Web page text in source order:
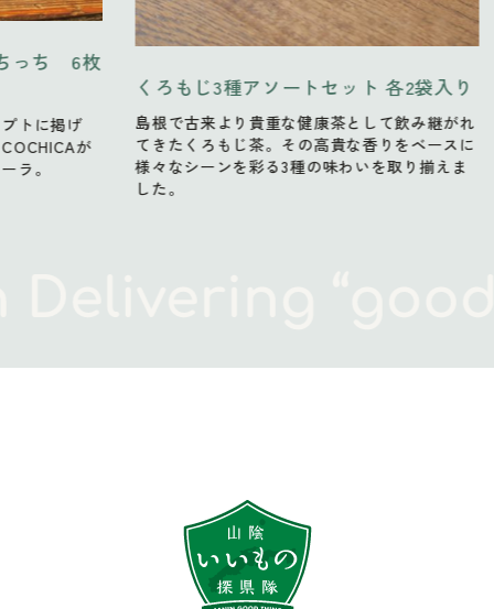
6枚
が
くろもじ3種アソートセット 各2袋入り
島根で古来より貴重な健康茶として飲み継がれ
てきたくろもじ茶。その高貴な香りをベースに
様々なシーンを彩る3種の味わいを取り揃えま
く
島根
てき
様々